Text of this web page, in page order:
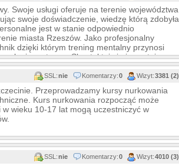
Swoje usługi oferuje na terenie województwa
swoje doświadczenie, wiedzę którą zdobyła
jest w stanie odpowiednio
miasta Rzeszów. Jako profesjonalny
dzięki którym trening mentalny przynosi
sportowcy. Skontaktuj się i zapytaj o
SSL:nie Komentarzy:0 Wizyt:3381 (2)
Przeprowadzamy kursy nurkowania
Kurs nurkowania rozpocząć może
wieku 10-17 lat mogą uczestniczyć w
SSL:nie Komentarzy:0 Wizyt:4010 (3)